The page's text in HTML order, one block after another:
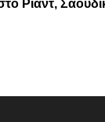
Ριάντ,